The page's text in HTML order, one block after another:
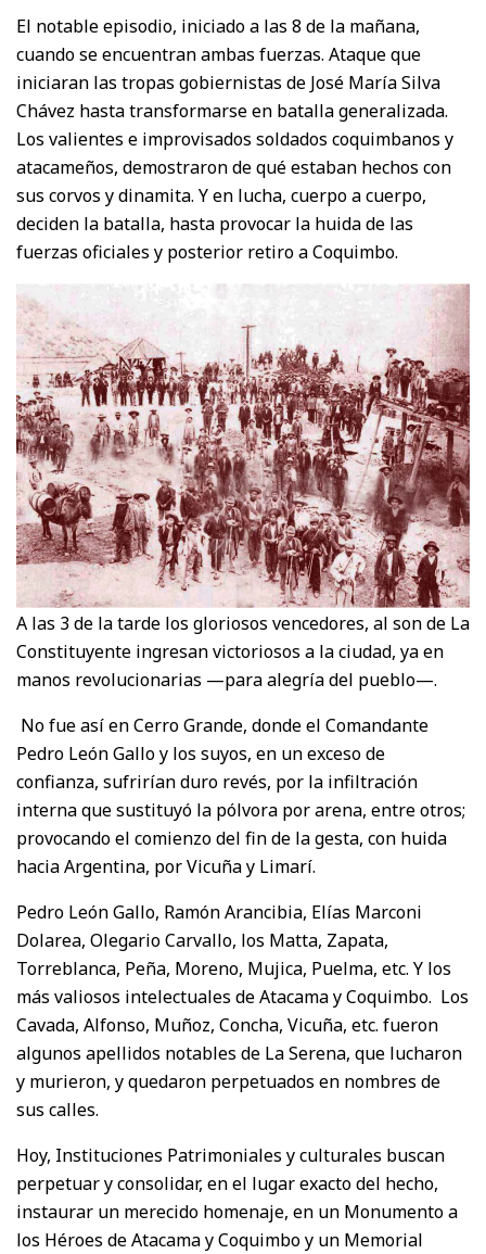
El notable episodio, iniciado a las 8 de la mañana,
cuando se encuentran ambas fuerzas. Ataque que
iniciaran las tropas gobiernistas de José María Silva
Chávez hasta transformarse en batalla generalizada.
Los valientes e improvisados soldados coquimbanos y
atacameños, demostraron de qué estaban hechos con
sus corvos y dinamita. Y en lucha, cuerpo a cuerpo,
deciden la batalla, hasta provocar la huida de las
fuerzas oficiales y posterior retiro a Coquimbo.
A las 3 de la tarde los gloriosos vencedores, al son de La
Constituyente ingresan victoriosos a la ciudad, ya en
manos revolucionarias —para alegría del pueblo—.
No fue así en Cerro Grande, donde el Comandante
Pedro León Gallo y los suyos, en un exceso de
confianza, sufrirían duro revés, por la infiltración
interna que sustituyó la pólvora por arena, entre otros;
provocando el comienzo del fin de la gesta, con huida
hacia Argentina, por Vicuña y Limarí.
Pedro León Gallo, Ramón Arancibia, Elías Marconi
Dolarea, Olegario Carvallo, los Matta, Zapata,
Torreblanca, Peña, Moreno, Mujica, Puelma, etc. Y los
más valiosos intelectuales de Atacama y Coquimbo. Los
Cavada, Alfonso, Muñoz, Concha, Vicuña, etc. fueron
algunos apellidos notables de La Serena, que lucharon
y murieron, y quedaron perpetuados en nombres de
sus calles.
Hoy, Instituciones Patrimoniales y culturales buscan
perpetuar y consolidar, en el lugar exacto del hecho,
instaurar un merecido homenaje, en un Monumento a
los Héroes de Atacama y Coquimbo y un Memorial